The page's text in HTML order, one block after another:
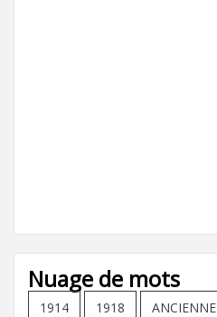
Nuage de mots
1914 1918 ANCIENNE